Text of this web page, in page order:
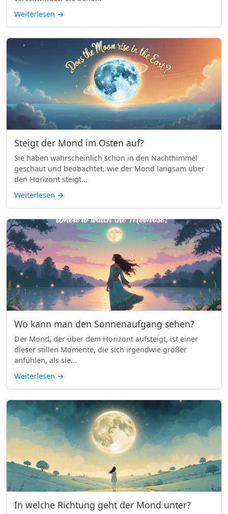
Weiterlesen →
Steigt der Mond im Osten auf?
Sie haben wahrscheinlich schon in den Nachthimmel
geschaut und beobachtet, wie der Mond langsam über
den Horizont steigt...
Weiterlesen →
Wo kann man den Sonnenaufgang sehen?
Der Mond, der über dem Horizont aufsteigt, ist einer
dieser stillen Momente, die sich irgendwie größer
anfühlen, als sie...
Weiterlesen →
In welche Richtung geht der Mond unter?